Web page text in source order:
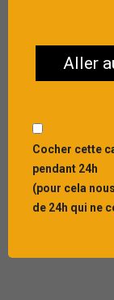
de
Aller
Cocher cette
pendant 24h
(pour cela
de 24h qui ne